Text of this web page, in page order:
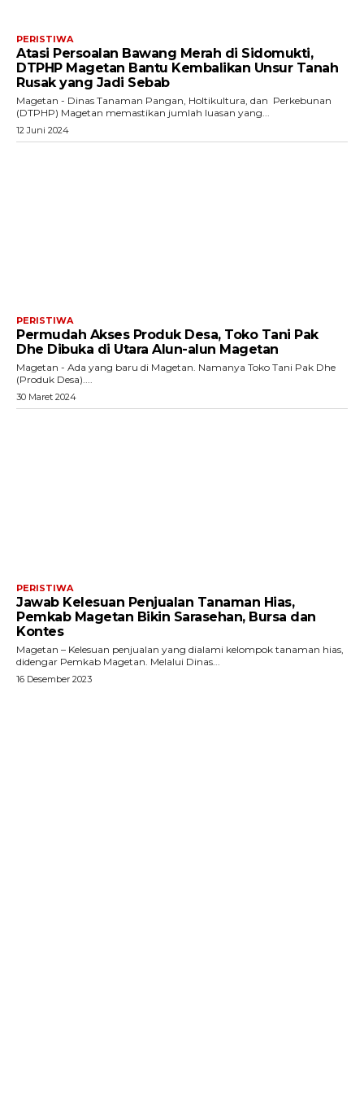
PERISTIWA
Atasi Persoalan Bawang Merah di Sidomukti,
DTPHP Magetan Bantu Kembalikan Unsur Tanah
Rusak yang Jadi Sebab
Magetan - Dinas Tanaman Pangan, Holtikultura, dan Perkebunan
(DTPHP) Magetan memastikan jumlah luasan yang...
12 Juni 2024
PERISTIWA
Permudah Akses Produk Desa, Toko Tani Pak
Dhe Dibuka di Utara Alun-alun Magetan
Magetan - Ada yang baru di Magetan. Namanya Toko Tani Pak Dhe
(Produk Desa)....
30 Maret 2024
PERISTIWA
Jawab Kelesuan Penjualan Tanaman Hias,
Pemkab Magetan Bikin Sarasehan, Bursa dan
Kontes
Magetan – Kelesuan penjualan yang dialami kelompok tanaman hias,
didengar Pemkab Magetan. Melalui Dinas...
16 Desember 2023